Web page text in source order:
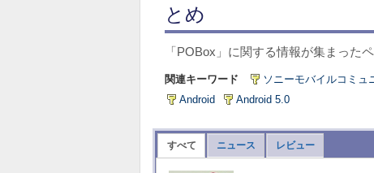
とめ
「POBox」に関する情報が集まったペ
関連キーワード ソニーモバイルコミュ
Android
Android 5.0
すべて ニュース レビュー